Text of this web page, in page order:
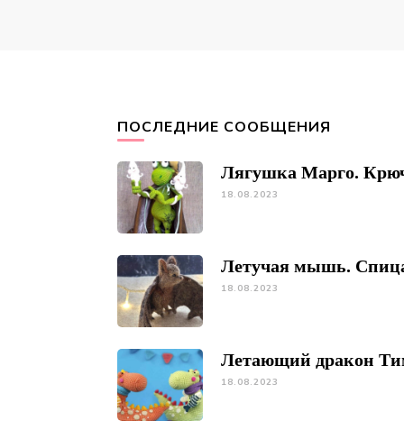
ПОСЛЕДНИЕ СООБЩЕНИЯ
Лягушка Марго.
18.08.2023
Летучая мышь.
18.08.2023
Летающий дракон
18.08.2023